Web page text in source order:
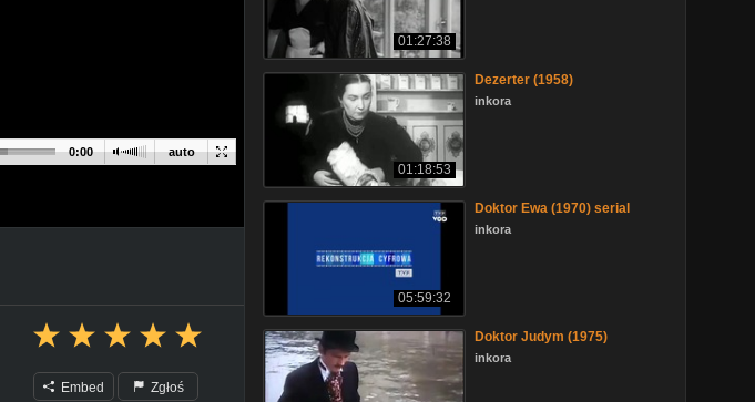
auto
0:00
Embed Zgłoś
01:27:38
01:18:53
Dezerter (1958)
inkora
05:59:32
Doktor Ewa (1970) serial
inkora
Doktor Judym (1975)
inkora